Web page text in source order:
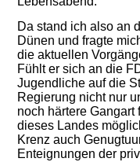
Da stand ich also an
Dünen und fragte
die aktuellen
Fühlt er sich an die
Jugendliche auf die
Regierung nicht nur
noch härtere
dieses Landes
Krenz auch
Enteignungen der